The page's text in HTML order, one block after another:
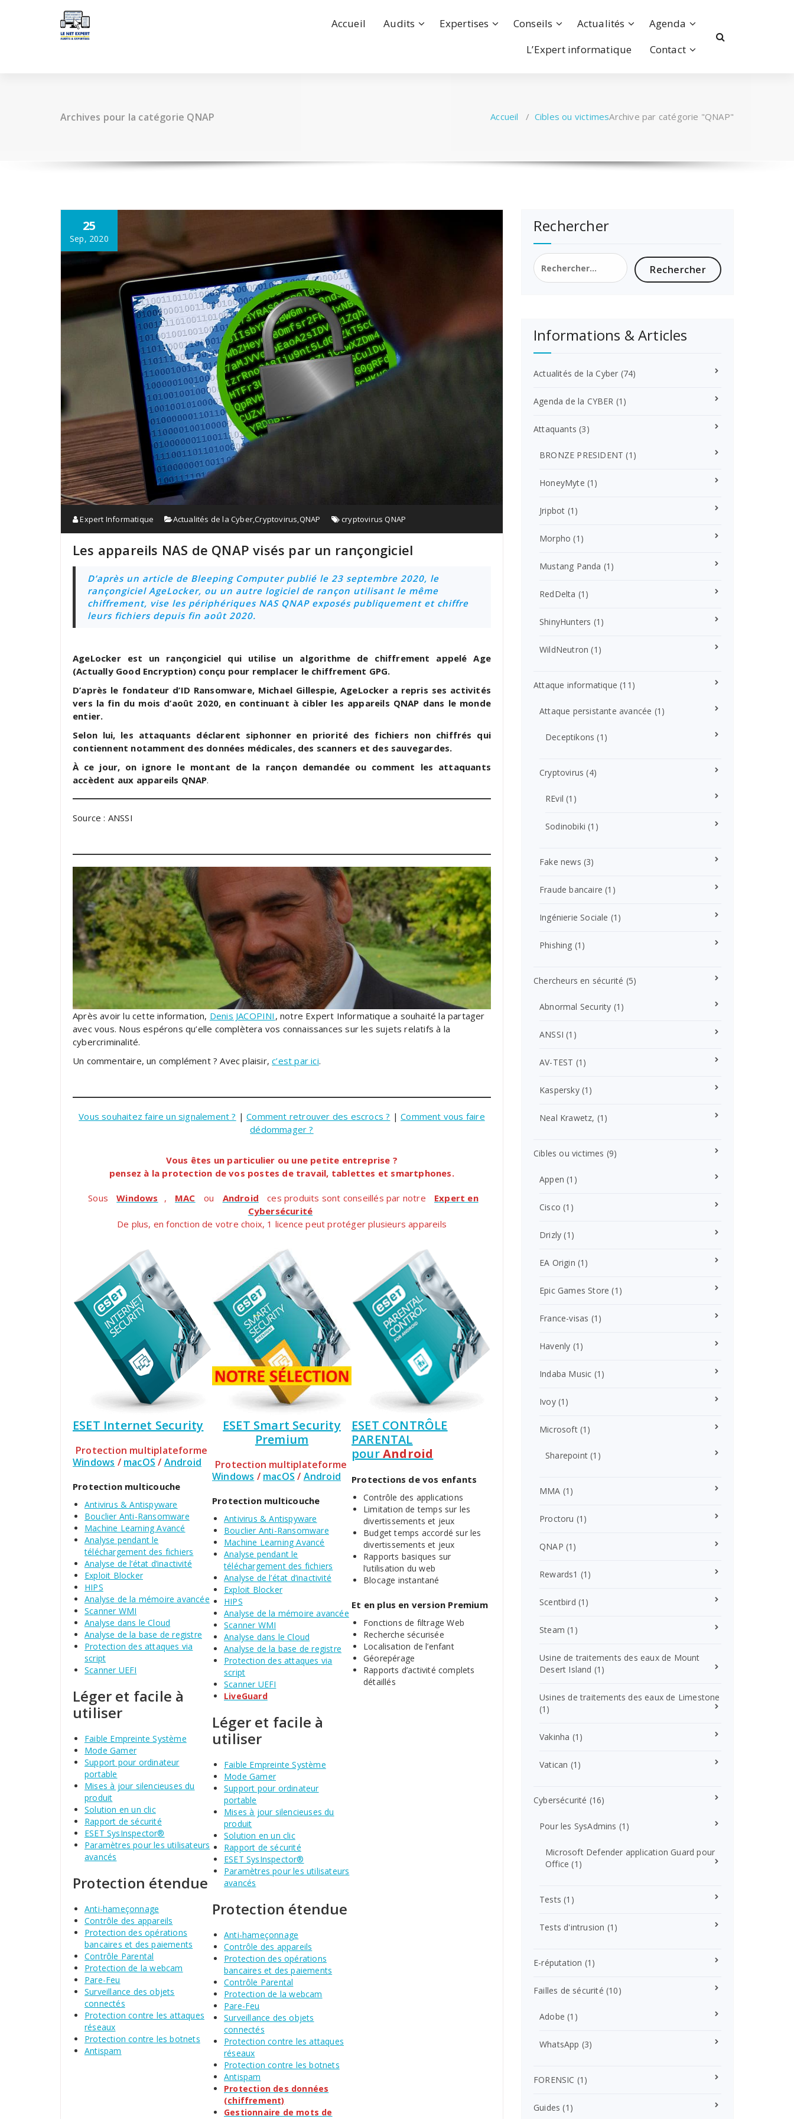
Accueil Audits Expertises Conseils Actualités
Agenda
L’Expert informatique
Contact
Archives pour la catégorie QNAP Accueil / Cibles ou victimesArchive par catégorie "QNAP"
25
Sep, 2020
Expert Informatique Actualités de la Cyber,Cryptovirus,QNAP cryptovirus QNAP
Les appareils NAS de QNAP visés par un rançongiciel
D’après un article de Bleeping Computer publié le 23 septembre 2020, le
rançongiciel AgeLocker, ou un autre logiciel de rançon utilisant le même
chiffrement, vise les périphériques NAS QNAP exposés publiquement et chiffre
leurs fichiers depuis fin août 2020.
AgeLocker est un rançongiciel qui utilise un algorithme de chiffrement appelé Age
(Actually Good Encryption) conçu pour remplacer le chiffrement GPG.
D’après le fondateur d’ID Ransomware, Michael Gillespie, AgeLocker a repris ses activités
vers la fin du mois d’août 2020, en continuant à cibler les appareils QNAP dans le monde
entier.
Selon lui, les attaquants déclarent siphonner en priorité des fichiers non chiffrés qui
contiennent notamment des données médicales, des scanners et des sauvegardes.
À ce jour, on ignore le montant de la rançon demandée ou comment les attaquants
accèdent aux appareils QNAP.
Source : ANSSI
Après avoir lu cette information, Denis JACOPINI , notre Expert Informatique a souhaité la partager
avec vous. Nous espérons qu’elle complètera vos connaissances sur les sujets relatifs à la
cybercriminalité.
Un commentaire, un complément ? Avec plaisir,c’est par ici.
Vous souhaitez faire un signalement ? |Comment retrouver des escrocs ? |Comment vous faire
dédommager ?
Vous êtes un particulier ou une petite entreprise ?
pensez à la protection de vos postes de travail, tablettes et smartphones.
Sous Windows , MAC ou Android ces produits sont conseillés par notre
Expert en
Cybersécurité
De plus, en fonction de votre choix, 1 licence peut protéger plusieurs appareils
ESET Internet Security
Protection multiplateforme
Windows / macOS / Android
Protection multicouche
Antivirus & Antispyware
Bouclier Anti-Ransomware
Machine Learning Avancé
Analyse pendant le
téléchargement des fichiers
Analyse de l’état d’inactivité
Exploit Blocker
HIPS
Analyse de la mémoire avancée
Scanner WMI
Analyse dans le Cloud
Analyse de la base de registre
Protection des attaques via
script
Scanner UEFI
Léger et facile à
utiliser
Faible Empreinte Système
Mode Gamer
Support pour ordinateur
portable
Mises à jour silencieuses du
produit
Solution en un clic
Rapport de sécurité
ESET SysInspector®
Paramètres pour les utilisateurs
avancés
Protection étendue
Anti-hameçonnage
Contrôle des appareils
Protection des opérations
bancaires et des paiements
Contrôle Parental
Protection de la webcam
Pare-Feu
Surveillance des objets
connectés
Protection contre les attaques
réseaux
Protection contre les botnets
Antispam
ESET Smart Security
Premium
Protection multiplateforme
Windows / macOS / Android
Protection multicouche
Antivirus & Antispyware
Bouclier Anti-Ransomware
Machine Learning Avancé
Analyse pendant le
téléchargement des fichiers
Analyse de l’état d’inactivité
Exploit Blocker
HIPS
Analyse de la mémoire avancée
Scanner WMI
Analyse dans le Cloud
Analyse de la base de registre
Protection des attaques via
script
Scanner UEFI
LiveGuard
Léger et facile à
utiliser
Faible Empreinte Système
Mode Gamer
Support pour ordinateur
portable
Mises à jour silencieuses du
produit
Solution en un clic
Rapport de sécurité
ESET SysInspector®
Paramètres pour les utilisateurs
avancés
Protection étendue
Anti-hameçonnage
Contrôle des appareils
Protection des opérations
bancaires et des paiements
Contrôle Parental
Protection de la webcam
Pare-Feu
Surveillance des objets
connectés
Protection contre les attaques
réseaux
Protection contre les botnets
Antispam
Protection des données
(chiffrement)
Gestionnaire de mots de
ESET CONTRÔLE
PARENTAL
pourAndroid
Protections de vos enfants
Contrôle des applications
Limitation de temps sur les
divertissements et jeux
Budget temps accordé sur les
divertissements et jeux
Rapports basiques sur
l’utilisation du web
Blocage instantané
Et en plus en version Premium
Fonctions de filtrage Web
Recherche sécurisée
Localisation de l’enfant
Géorepérage
Rapports d’activité complets
détaillés
Rechercher
Rechercher :
Informations & Articles
Actualités de la Cyber (74)
Agenda de la CYBER (1)
Attaquants (3)
BRONZE PRESIDENT (1)
HoneyMyte (1)
Jripbot (1)
Morpho (1)
Mustang Panda (1)
RedDelta (1)
ShinyHunters (1)
WildNeutron (1)
Attaque informatique (11)
Attaque persistante avancée (1)
Deceptikons (1)
Cryptovirus (4)
REvil (1)
Sodinobiki (1)
Fake news (3)
Fraude bancaire (1)
Ingénierie Sociale (1)
Phishing (1)
Chercheurs en sécurité (5)
Abnormal Security (1)
ANSSI (1)
AV-TEST (1)
Kaspersky(1)
Neal Krawetz, (1)
Cibles ou victimes (9)
Appen (1)
Cisco (1)
Drizly (1)
EA Origin (1)
Epic Games Store (1)
France-visas (1)
Havenly (1)
Indaba Music (1)
Ivoy(1)
Microsoft(1)
Sharepoint (1)
MMA (1)
Proctoru (1)
QNAP (1)
Rewards1 (1)
Scentbird (1)
Steam (1)
Usine de traitements des eaux de Mount
Desert Island (1)
Usines de traitements des eaux de Limestone
(1)
Vakinha (1)
Vatican (1)
Cybersécurité (16)
Pour les SysAdmins (1)
Microsoft Defender application Guard pour
Office (1)
Tests (1)
Tests d'intrusion (1)
E-réputation (1)
Failles de sécurité (10)
Adobe (1)
WhatsApp (3)
FORENSIC (1)
Guides (1)